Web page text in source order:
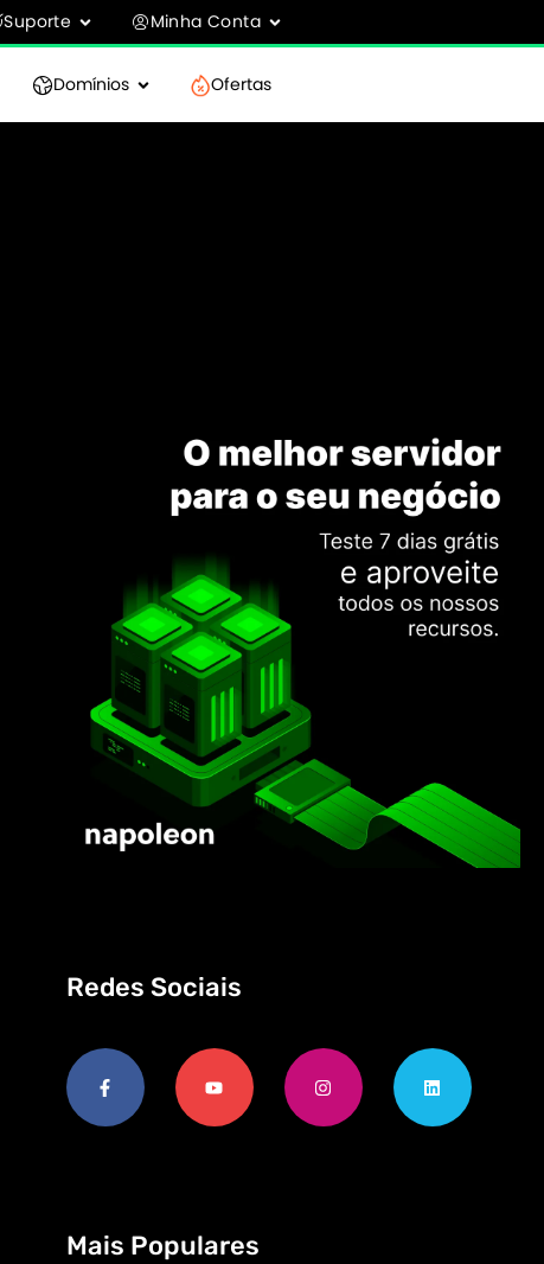
Suporte Minha Conta
Domínios Ofertas
Redes Sociais
Mais Populares